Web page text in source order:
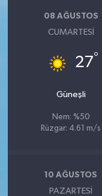
08 AĞUSTOS
CUMARTESI
27°
Güneşli
Nem: %50
Rüzgar: 4.61 m/s
10 AĞUSTOS
PAZARTESI